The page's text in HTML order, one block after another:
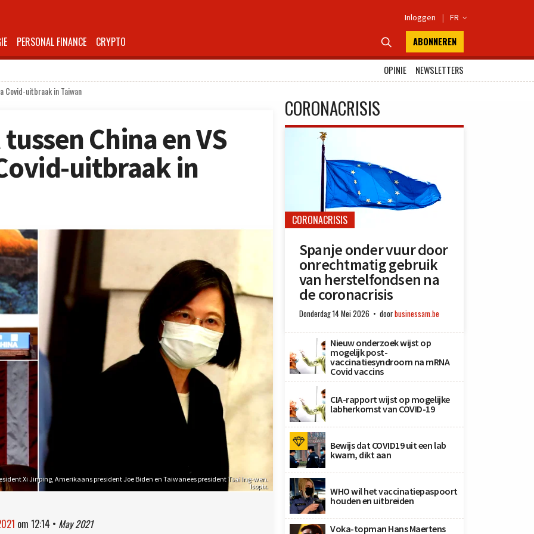
Inloggen | FR 
PERSONAL FINANCE CRYPTO  ABONNEREN
OPINIE
NEWSLETTERS
Covid-uitbraak in Taiwan
China en VS
uitbraak in
Xi Jinping, Amerikaans president Joe Biden en Taiwanees president Tsai Ing-wen.
Isopix.
om 12:14 • May 2021
CORONACRISIS
CORONACRISIS
Spanje onder vuur door
onrechtmatig gebruik
van herstelfondsen na
de coronacrisis
Donderdag 14 Mei 2026 doorbusinessam.be
Nieuw onderzoek wijst op
mogelijk post-
vaccinatiesyndroom na mRNA
Covid vaccins
CIA-rapport wijst op mogelijke
labherkomst van COVID-19
Bewijs dat COVID19 uit een lab
kwam, dikt aan
WHO wil het vaccinatiepaspoort
houden en uitbreiden
Voka-topman Hans Maertens